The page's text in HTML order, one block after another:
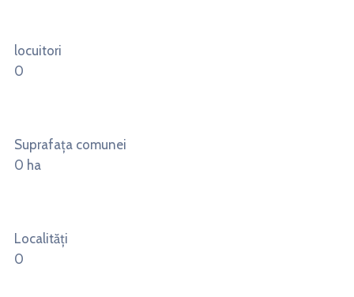
locuitori
0
Suprafața comunei
0 ha
Localități
0